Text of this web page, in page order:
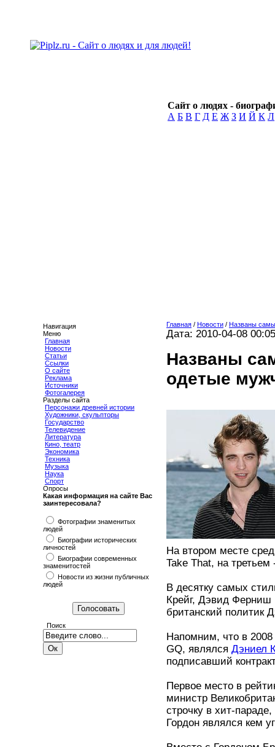
Сайт о людях -
А Б В Г Д Е Ж З И Й К Л
Навигация
Меню
Главная
Новости
Статьи
Ссылки
О сайте
Реклама
Источники
Фотогалерея
Разделы сайта
Персонажи древней истории
Художники, скульпторы
Государство
Телевидение
Литература
Кино, театр
Экономика
Техника
Музыка
Наука
Спорт
Опросы
Какая информация на сайте Вас
заинтересовала?
Фотографии знаменитых
людей
Биографии исторических
личностей
Биографии современных
знаменитостей
Новости из жизни публичных
людей
Поиск
Главная / Новости / Названы
Дата: 2010-04-08 00:05
Названы
одетые
На втором месте
Take That, на
В десятку самых
Крейг, Дэвид
британский политик
Напомним, что в
GQ, являлся Дэниел
подписавший
Первое место в
министр
строчку в хит-
Гордон являлся кем